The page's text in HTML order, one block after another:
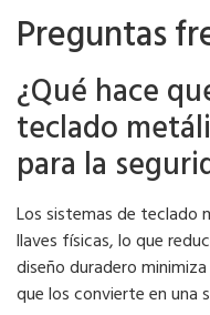
Preguntas
¿Qué hace
teclado
para la
Los sistemas de teclado
llaves físicas, lo que
diseño duradero
que los convierte en una